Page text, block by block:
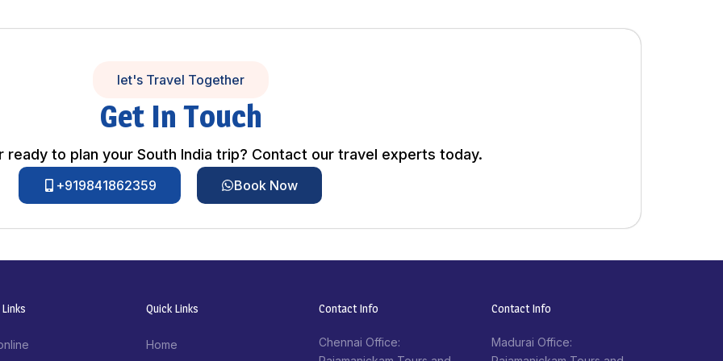
let's Travel Together
Get In Touch
ready to plan your South India trip? Contact our travel experts today.
+919841862359 Book Now
Quick Links
Home
Contact Info​
Chennai Office:
Contact Info​
Madurai Office: